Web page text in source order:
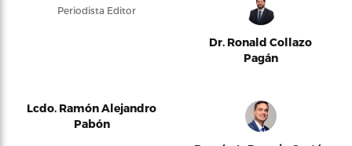
Periodista Editor
Dr. Ronald Collazo
Pagán
Lcdo. Ramón Alejandro
Pabón